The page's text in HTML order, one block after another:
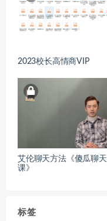
2023校长高情商VIP
艾伦聊天方法《傻瓜聊天
课》
标签